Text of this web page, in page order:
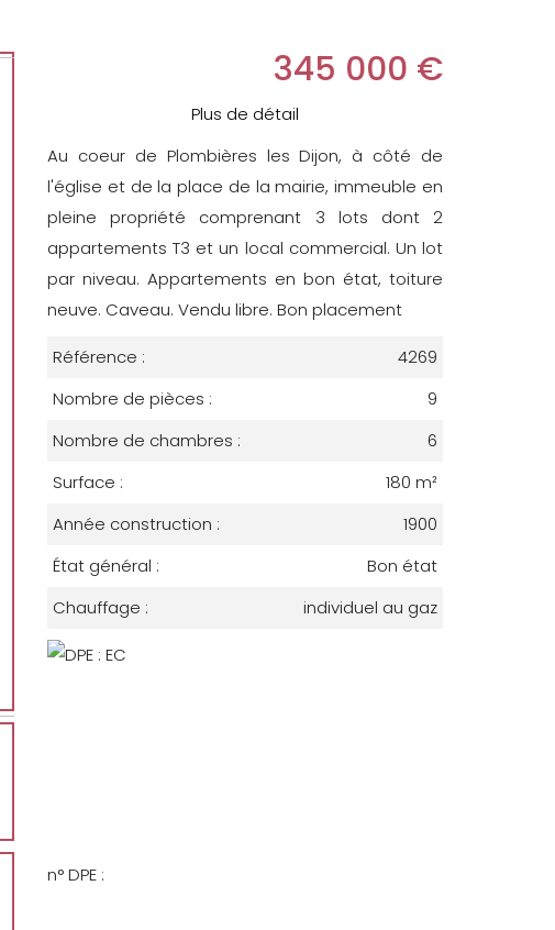
345 000 €
Plus de détail
Au coeur de Plombières les Dijon, à côté de
l'église et de la place de la mairie, immeuble en
pleine propriété comprenant 3 lots dont 2
appartements T3 et un local commercial. Un lot
par niveau. Appartements en bon état, toiture
neuve. Caveau. Vendu libre. Bon placement
Référence :
4269
Nombre de pièces :
9
Nombre de chambres :
6
Surface :
180 m²
Année construction :
1900
État général :
Bon état
Chauffage :
individuel au gaz
n° DPE :